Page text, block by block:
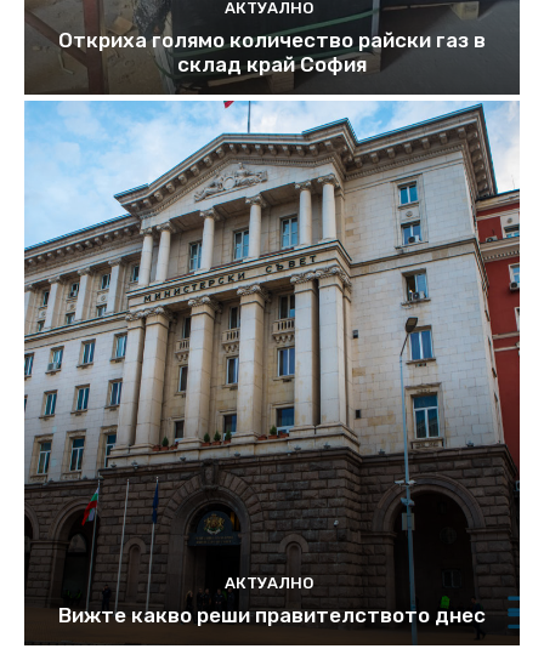
АКТУАЛНО
Откриха голямо количество райски газ в
склад край София
АКТУАЛНО
Вижте какво реши правителството днес